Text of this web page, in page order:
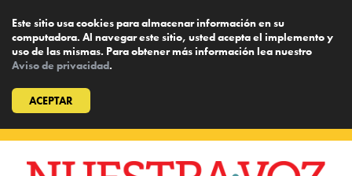
Este sitio usa cookies para almacenar información en su
computadora. Al navegar este sitio, usted acepta el implemento y
uso de las mismas. Para obtener más información lea nuestro
Aviso de privacidad.
ACEPTAR
content